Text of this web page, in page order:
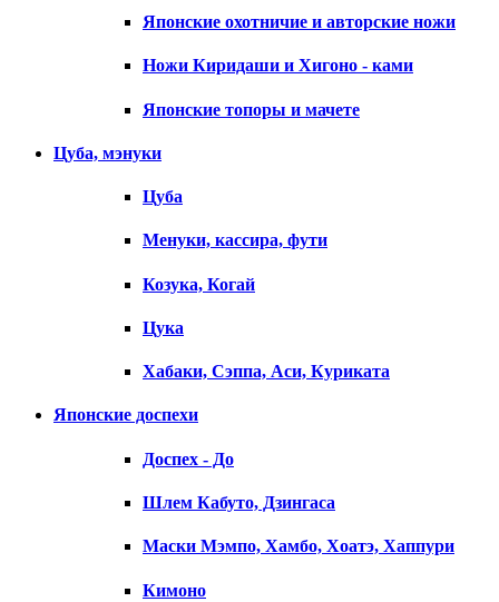
Японские охотничие и авторские ножи
Ножи Киридаши и Хигоно - ками
Японские топоры и мачете
Цуба, мэнуки
Цуба
Менуки, кассира, фути
Козука, Когай
Цука
Хабаки, Сэппа, Аси, Куриката
Японские доспехи
Доспех - До
Шлем Кабуто, Дзингаса
Маски Мэмпо, Хамбо, Хоатэ, Хаппури
Кимоно